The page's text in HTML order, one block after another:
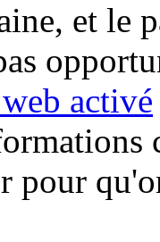
et le
activé
pour